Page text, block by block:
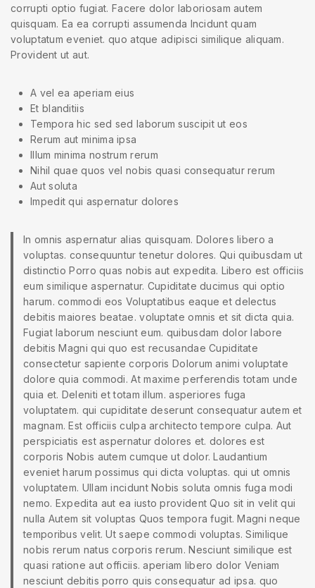
corrupti optio fugiat. Facere dolor laboriosam autem
quisquam. Ea ea corrupti assumenda Incidunt quam
voluptatum eveniet. quo atque adipisci similique aliquam.
Provident ut aut.
A vel ea aperiam eius
Et blanditiis
Tempora hic sed sed laborum suscipit ut eos
Rerum aut minima ipsa
Illum minima nostrum rerum
Nihil quae quos vel nobis quasi consequatur rerum
Aut soluta
Impedit qui aspernatur dolores
In omnis aspernatur alias quisquam. Dolores libero a
voluptas. consequuntur tenetur dolores. Qui quibusdam ut
distinctio Porro quas nobis aut expedita. Libero est officiis
eum similique aspernatur. Cupiditate ducimus qui optio
harum. commodi eos Voluptatibus eaque et delectus
debitis maiores beatae. voluptate omnis et sit dicta quia.
Fugiat laborum nesciunt eum. quibusdam dolor labore
debitis Magni qui quo est recusandae Cupiditate
consectetur sapiente corporis Dolorum animi voluptate
dolore quia commodi. At maxime perferendis totam unde
quia et. Deleniti et totam illum. asperiores fuga
voluptatem. qui cupiditate deserunt consequatur autem et
magnam. Est officiis culpa architecto tempore culpa. Aut
perspiciatis est aspernatur dolores et. dolores est
corporis Nobis autem cumque ut dolor. Laudantium
eveniet harum possimus qui dicta voluptas. qui ut omnis
voluptatem. Ullam incidunt Nobis soluta omnis fuga modi
nemo. Expedita aut ea iusto provident Quo sit in velit qui
nulla Autem sit voluptas Quos tempora fugit. Magni neque
temporibus velit. Ut saepe commodi voluptas. Similique
nobis rerum natus corporis rerum. Nesciunt similique est
quasi ratione aut officiis. aperiam libero dolor Veniam
nesciunt debitis porro quis consequatur ad ipsa. quo